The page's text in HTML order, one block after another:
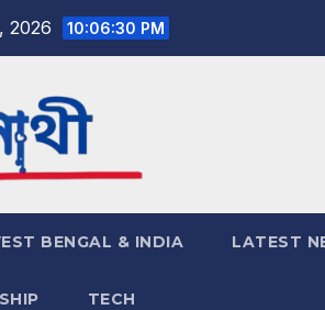
2026 10:06:32 PM
BENGAL & INDIA LATEST
TECH